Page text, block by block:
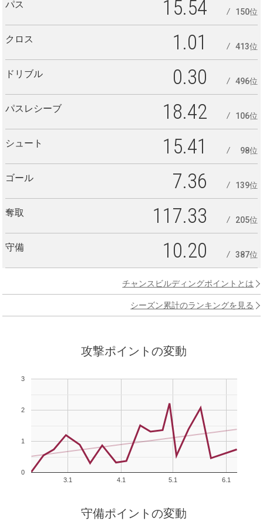
パス 15.54 150位
クロス 1.01 413位
ドリブル 0.30 496位
パスレシーブ 18.42 106位
シュート 15.41 98位
ゴール 7.36 139位
奪取 117.33 205位
守備 10.20 387位
チャンスビルディングポイントとは
シーズン累計のランキングを見る
攻撃ポイントの変動
3.1 4.1 5.1 6.1
0
1
2
3
守備ポイントの変動